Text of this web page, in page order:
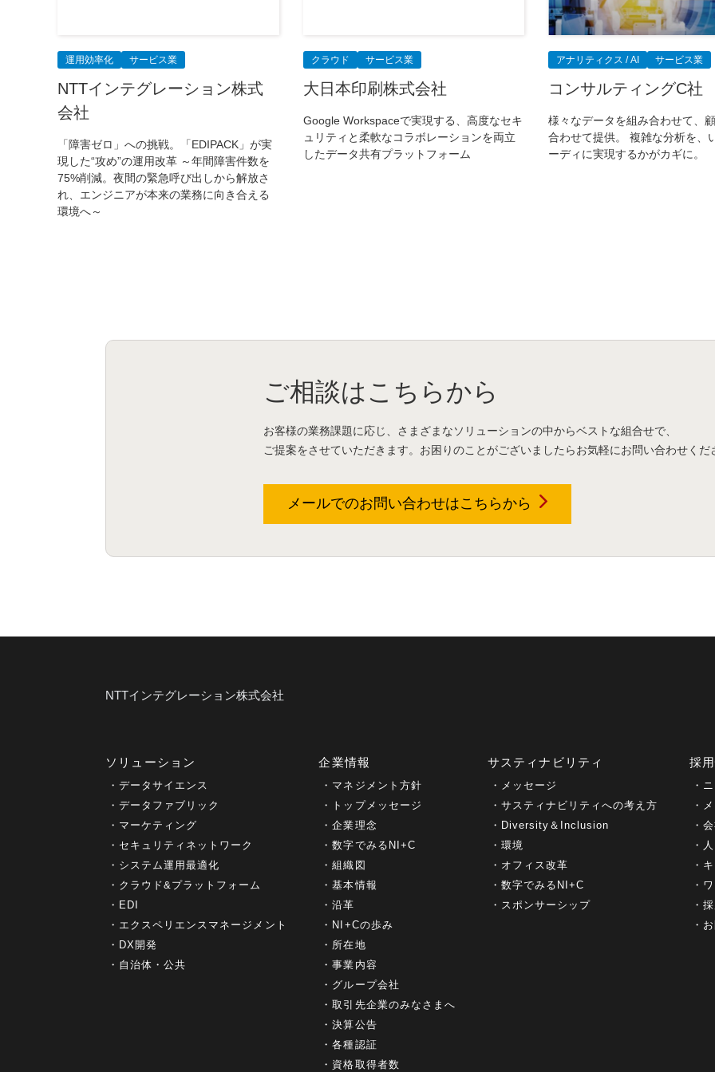
運用効率化 サービス業
NTTインテグレーション株式
会社
「障害ゼロ」への挑戦。「EDIPACK」が実
現した“攻め”の運用改革 ～年間障害件数を
75%削減。夜間の緊急呼び出しから解放さ
れ、エンジニアが本来の業務に向き合える
環境へ～
クラウド サービス業
大日本印刷株式会社
Google Workspaceで実現する、高度なセキ
ュリティと柔軟なコラボレーションを両立
したデータ共有プラットフォーム
アナリティクス / AI サービス業
コンサルティングC社
様々なデータを組み合わせて、
合わせて提供。 複雑な分析を、
ーディに実現するかがカギに。
ご相談はこちらから
お客様の業務課題に応じ、さまざまなソリューションの中からベストな組合せで、
ご提案をさせていただきます。お困りのことがございましたらお気軽にお問い合わせくだ
メールでのお問い合わせはこちらから
NTTインテグレーション株式会社
ソリューション
データサイエンス
データファブリック
マーケティング
セキュリティネットワーク
システム運用最適化
クラウド&プラットフォーム
EDI
エクスペリエンスマネージメント
DX開発
自治体・公共
企業情報
マネジメント方針
トップメッセージ
企業理念
数字でみるNI+C
組織図
基本情報
沿革
NI+Cの歩み
所在地
事業内容
グループ会社
取引先企業のみなさまへ
決算公告
各種認証
資格取得者数
サスティナビリティ
メッセージ
サスティナビリティへの考え方
Diversity＆Inclusion
環境
オフィス改革
数字でみるNI+C
スポンサーシップ
採